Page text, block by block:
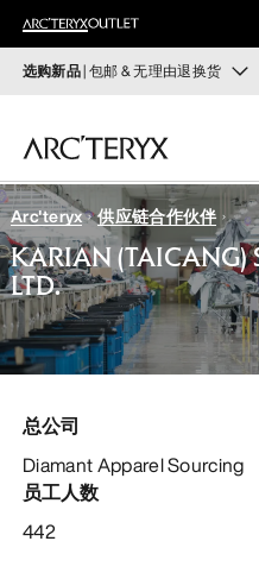
选购新品| 包邮 & 无理由退换货
运动员的需求，设计师的
同时，启发全新的解决方
选购女士 选
无理由退换货
改变主意了？ 30天内购买
开始免费退货。
女士
男士
鞋履
装备
VEILANCE
装备
VEILANCE
发现
Arc'teryx 供应链合作伙伴
KARIAN (TAICANG)
LTD.
总公司
Diamant Apparel Sourcing
员工人数
442